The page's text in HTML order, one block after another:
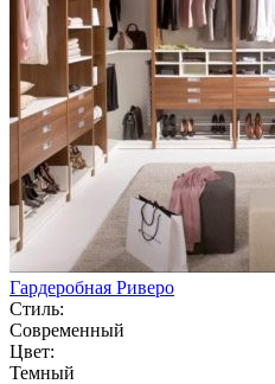
Гардеробная Риверо
Стиль:
Современный
Цвет:
Темный